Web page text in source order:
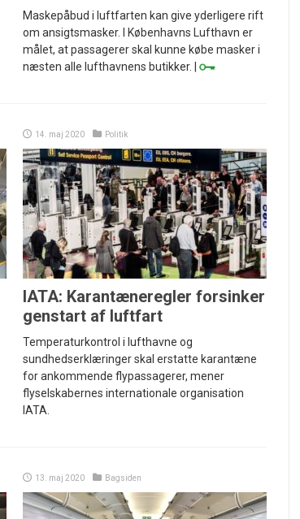
Maskepåbud i luftfarten kan give yderligere rift
om ansigtsmasker. I Københavns Lufthavn er
målet, at passagerer skal kunne købe masker i
næsten alle lufthavnens butikker. |
14. maj 2020 Politik
IATA: Karantæneregler forsinker
genstart af luftfart
Temperaturkontrol i lufthavne og
sundhedserklæringer skal erstatte karantæne
for ankommende flypassagerer, mener
flyselskabernes internationale organisation
IATA.
13. maj 2020 Bagsiden